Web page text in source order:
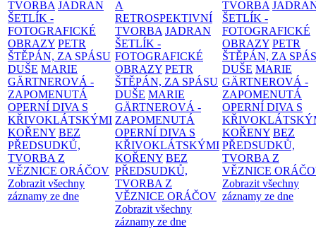
TVORBA JADRAN
ŠETLÍK -
FOTOGRAFICKÉ
OBRAZY PETR
ŠTĚPÁN, ZA SPÁSU
DUŠE MARIE
GÄRTNEROVÁ -
ZAPOMENUTÁ
OPERNÍ DIVA S
KŘIVOKLÁTSKÝMI
KOŘENY BEZ
PŘEDSUDKŮ,
TVORBA Z
VĚZNICE ORÁČOV
Zobrazit všechny
záznamy ze dne
A
RETROSPEKTIVNÍ
TVORBA JADRAN
ŠETLÍK -
FOTOGRAFICKÉ
OBRAZY PETR
ŠTĚPÁN, ZA SPÁSU
DUŠE MARIE
GÄRTNEROVÁ -
ZAPOMENUTÁ
OPERNÍ DIVA S
KŘIVOKLÁTSKÝMI
KOŘENY BEZ
PŘEDSUDKŮ,
TVORBA Z
VĚZNICE ORÁČOV
Zobrazit všechny
záznamy ze dne
TVORBA
ŠETLÍK -
FOTOGRAFICKÉ
OBRAZY PETR
ŠTĚPÁN, ZA
DUŠE MARIE
GÄRTNEROVÁ -
ZAPOMENUTÁ
OPERNÍ DIVA S
KOŘENY BEZ
PŘEDSUDKŮ,
TVORBA Z
VĚZNICE
Zobrazit všechny
záznamy ze dne